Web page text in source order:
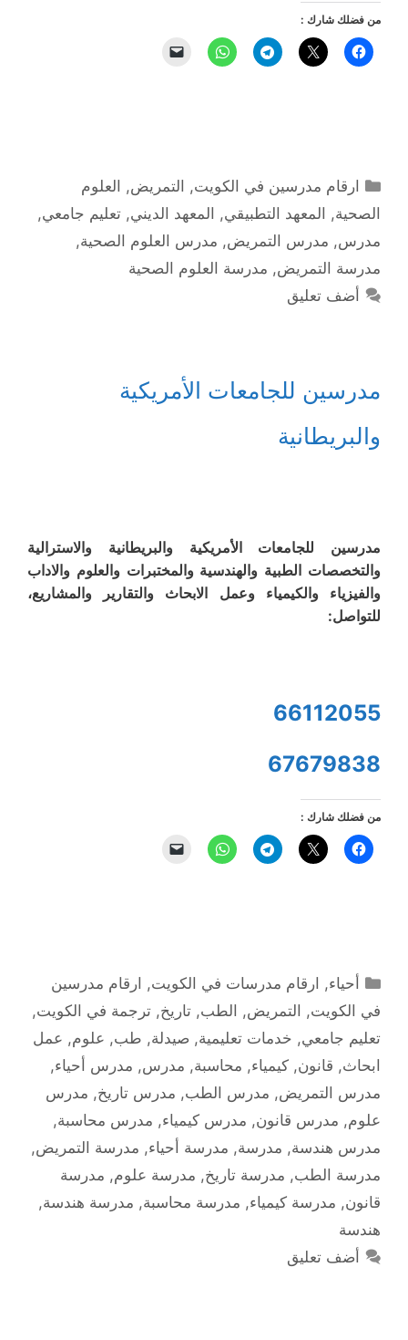
من فضلك شارك :
التصنيفات
ارقام مدرسين في الكويت, التمريض, العلوم
الصحية, المعهد التطبيقي, المعهد الديني, تعليم جامعي,
مدرس, مدرس التمريض, مدرس العلوم الصحية,
مدرسة التمريض, مدرسة العلوم الصحية
أضف تعليق
مدرسين للجامعات الأمريكية
والبريطانية
مدرسين للجامعات الأمريكية والبريطانية والاسترالية
والتخصصات الطبية والهندسية والمختبرات والعلوم والاداب
والفيزياء والكيمياء وعمل الابحاث والتقارير والمشاريع،
للتواصل:
66112055
67679838
من فضلك شارك :
التصنيفات
أحياء, ارقام مدرسات في الكويت, ارقام مدرسين
في الكويت, التمريض, الطب, تاريخ, ترجمة في الكويت,
تعليم جامعي, خدمات تعليمية, صيدلة, طب, علوم, عمل
ابحاث, قانون, كيمياء, محاسبة, مدرس, مدرس أحياء,
مدرس التمريض, مدرس الطب, مدرس تاريخ, مدرس
علوم, مدرس قانون, مدرس كيمياء, مدرس محاسبة,
مدرس هندسة, مدرسة, مدرسة أحياء, مدرسة التمريض,
مدرسة الطب, مدرسة تاريخ, مدرسة علوم, مدرسة
قانون, مدرسة كيمياء, مدرسة محاسبة, مدرسة هندسة,
هندسة
أضف تعليق